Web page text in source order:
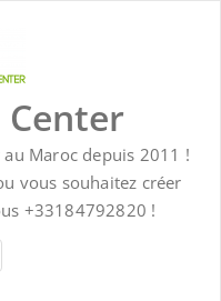
Center
Maroc depuis 2011 !
vous souhaitez créer
+33184792820 !
NAVIGATION